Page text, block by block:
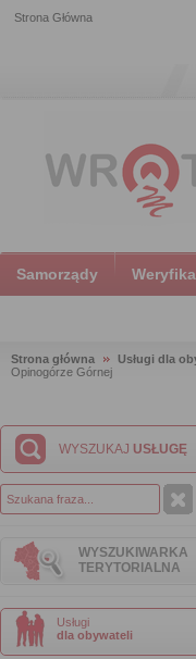
Strona Główna
Samorządy
Strona główna Usługi dla
Opinogórze Górnej
WYSZUKAJ USŁUGĘ
WYSZUKIWARKA
TERYTORIALNA
Usługi
dla obywateli